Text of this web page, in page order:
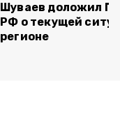
Шуваев доложил
РФ о текущей
регионе